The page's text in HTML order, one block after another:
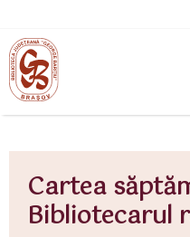
Cartea
Bibliotecarul